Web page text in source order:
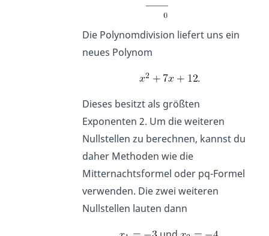
Die Polynomdivision liefert uns ein
neues Polynom
.
Dieses besitzt als größten
Exponenten 2. Um die weiteren
Nullstellen zu berechnen, kannst du
daher Methoden wie die
Mitternachtsformel oder pq-Formel
verwenden. Die zwei weiteren
Nullstellen lauten dann